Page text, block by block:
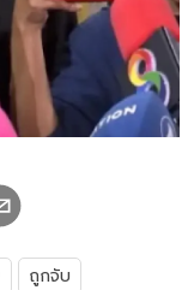
ถูกจับ